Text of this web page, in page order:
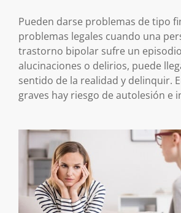
Pueden darse problemas de tipo
problemas legales cuando una
trastorno bipolar sufre un
alucinaciones o delirios, puede
sentido de la realidad y delinquir.
graves hay riesgo de autolesión e